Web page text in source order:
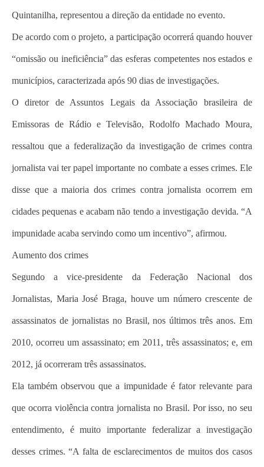
Quintanilha, representou a direção da entidade no evento.
De acordo com o projeto, a participação ocorrerá quando houver
“omissão ou ineficiência” das esferas competentes nos estados e
municípios, caracterizada após 90 dias de investigações.
O diretor de Assuntos Legais da Associação brasileira de
Emissoras de Rádio e Televisão, Rodolfo Machado Moura,
ressaltou que a federalização da investigação de crimes contra
jornalista vai ter papel importante no combate a esses crimes. Ele
disse que a maioria dos crimes contra jornalista ocorrem em
cidades pequenas e acabam não tendo a investigação devida. “A
impunidade acaba servindo como um incentivo”, afirmou.
Aumento dos crimes
Segundo a vice-presidente da Federação Nacional dos
Jornalistas, Maria José Braga, houve um número crescente de
assassinatos de jornalistas no Brasil, nos últimos três anos. Em
2010, ocorreu um assassinato; em 2011, três assassinatos; e, em
2012, já ocorreram três assassinatos.
Ela também observou que a impunidade é fator relevante para
que ocorra violência contra jornalista no Brasil. Por isso, no seu
entendimento, é muito importante federalizar a investigação
desses crimes. “A falta de esclarecimentos de muitos dos casos